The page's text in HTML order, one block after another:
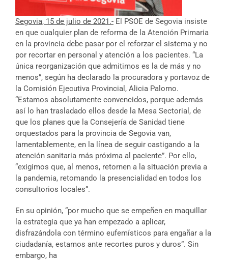
Segovia, 15 de julio de 2021.- El PSOE de Segovia insiste
en que cualquier plan de reforma de la Atención Primaria
en la provincia debe pasar por el reforzar el sistema y no
por recortar en personal y atención a los pacientes. “La
única reorganización que admitimos es la de más y no
menos”, según ha declarado la procuradora y portavoz de
la Comisión Ejecutiva Provincial, Alicia Palomo.
“Estamos absolutamente convencidos, porque además
así lo han trasladado ellos desde la Mesa Sectorial, de
que los planes que la Consejería de Sanidad tiene
orquestados para la provincia de Segovia van,
lamentablemente, en la línea de seguir castigando a la
atención sanitaria más próxima al paciente”. Por ello,
“exigimos que, al menos, retornen a la situación previa a
la pandemia, retomando la presencialidad en todos los
consultorios locales”.
En su opinión, “por mucho que se empeñen en maquillar
la estrategia que ya han empezado a aplicar,
disfrazándola con término eufemísticos para engañar a la
ciudadanía, estamos ante recortes puros y duros”. Sin
embargo, ha